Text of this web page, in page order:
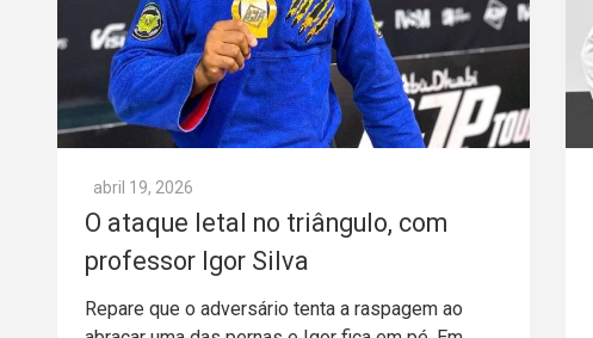
abril 19, 2026
O ataque letal no triângulo, com
professor Igor Silva
Repare que o adversário tenta a raspagem ao